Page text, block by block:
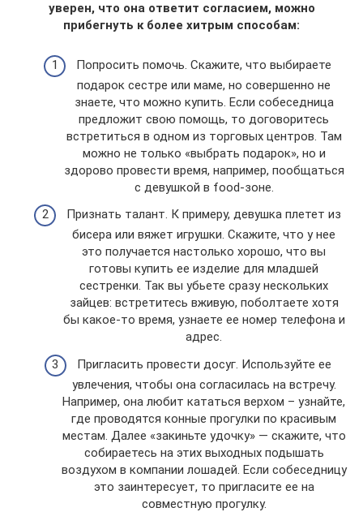
уверен, что она ответит согласием, можно
прибегнуть к более хитрым способам:
Попросить помочь. Скажите, что выбираете
подарок сестре или маме, но совершенно не
знаете, что можно купить. Если собеседница
предложит свою помощь, то договоритесь
встретиться в одном из торговых центров. Там
можно не только «выбрать подарок», но и
здорово провести время, например, пообщаться
с девушкой в food-зоне.
Признать талант. К примеру, девушка плетет из
бисера или вяжет игрушки. Скажите, что у нее
это получается настолько хорошо, что вы
готовы купить ее изделие для младшей
сестренки. Так вы убьете сразу нескольких
зайцев: встретитесь вживую, поболтаете хотя
бы какое-то время, узнаете ее номер телефона и
адрес.
Пригласить провести досуг. Используйте ее
увлечения, чтобы она согласилась на встречу.
Например, она любит кататься верхом – узнайте,
где проводятся конные прогулки по красивым
местам. Далее «закиньте удочку» — скажите, что
собираетесь на этих выходных подышать
воздухом в компании лошадей. Если собеседницу
это заинтересует, то пригласите ее на
совместную прогулку.